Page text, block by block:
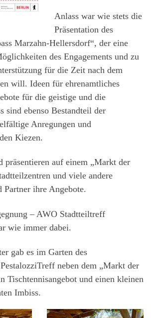
Anlass war wie stets die
Präsentation des
Marzahn-Hellersdorf“, der eine
des Engagements und zu
für die Zeit nach dem
will. Ideen für ehrenamtliches
für die geistige und die
sind ebenso Bestandteil der
Anregungen und
Kiezen.
präsentieren auf einem „Markt der
und viele andere
Partner ihre Angebote.
– AWO Stadtteiltreff
wie immer dabei.
gab es im Garten des
neben dem „Markt der
Tischtennisangebot und einen kleinen
Imbiss.